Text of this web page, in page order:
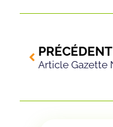
PRÉCÉDENT